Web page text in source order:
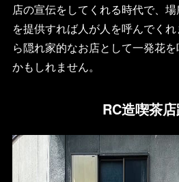
店の宣伝をしてくれる時代で、
を提供すれば人が人を呼んでく
ら隠れ家的なお店として一発花
かもしれません。
RC造喫茶